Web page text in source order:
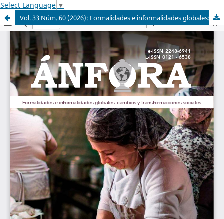
Select Language ▼
Vol. 33 Núm. 60 (2026): Formalidades e informalidades globales: cambios y transformaciones sociales